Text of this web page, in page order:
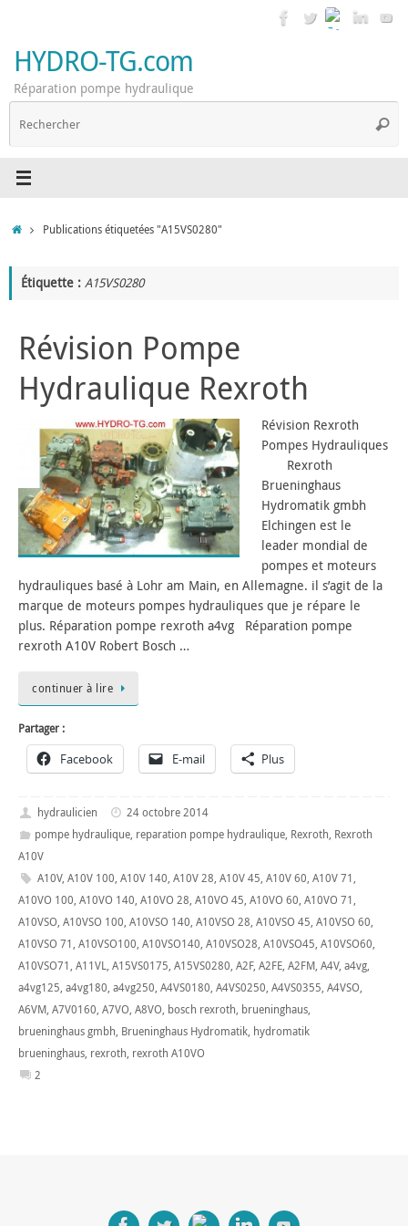
contenu
HYDRO-TG.com
Réparation pompe hydraulique
AccueilPublications étiquetées "A15VS0280"
Étiquette : A15VS0280
Révision Pompe
Hydraulique Rexroth
Révision Rexroth
Pompes Hydrauliques
Rexroth
Brueninghaus
Hydromatik gmbh
Elchingen est le
leader mondial de
pompes et moteurs
hydrauliques basé à Lohr am Main, en Allemagne. il s’agit de la
marque de moteurs pompes hydrauliques que je répare le
plus. Réparation pompe rexroth a4vg Réparation pompe
rexroth A10V Robert Bosch …
continuer à lire
Partager :
Facebook E-mail Plus
hydraulicien
24 octobre 2014
pompe hydraulique, reparation pompe hydraulique, Rexroth, Rexroth
A10V
A10V, A10V 100, A10V 140, A10V 28, A10V 45, A10V 60, A10V 71,
A10VO 100, A10VO 140, A10VO 28, A10VO 45, A10VO 60, A10VO 71,
A10VSO, A10VSO 100, A10VSO 140, A10VSO 28, A10VSO 45, A10VSO 60,
A10VSO 71, A10VSO100, A10VSO140, A10VSO28, A10VSO45, A10VSO60,
A10VSO71, A11VL, A15VS0175, A15VS0280, A2F, A2FE, A2FM, A4V, a4vg,
a4vg125, a4vg180, a4vg250, A4VS0180, A4VS0250, A4VS0355, A4VSO,
A6VM, A7V0160, A7VO, A8VO, bosch rexroth, brueninghaus,
brueninghaus gmbh, Brueninghaus Hydromatik, hydromatik
brueninghaus, rexroth, rexroth A10VO
2